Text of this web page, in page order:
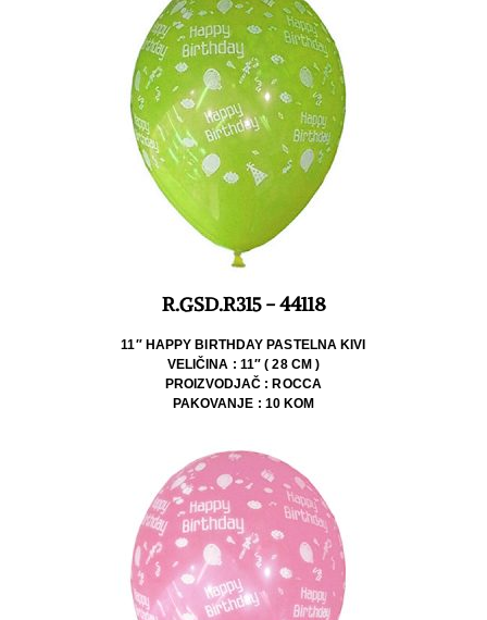
R.GSD.R315 - 44118
11″ HAPPY BIRTHDAY PASTELNA KIVI
VELIČINA : 11″ ( 28 CM )
PROIZVODJAČ : ROCCA
PAKOVANJE : 10 KOM